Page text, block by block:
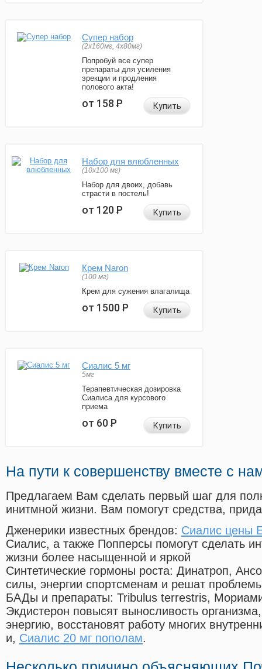
Супер набор
(2х160мг, 4х80мг)
Попробуй все супер
препараты для усиления
эрекции и продления
полового акта!
от 158Р Купить
Набор для влюбленных
(10х100 мг)
Набор для двоих, добавь
страсти в постель!
от 120Р Купить
Крем Naron
(100 мг)
Крем для сужения влагалища
от 1500Р Купить
Сиалис 5 мг
5мг
Терапевтическая дозировка
Сиалиса для курсового
приема
от 60Р Купить
На пути к совершенству вместе с
Предлагаем Вам сделать первый шаг для
инитмной жизни. Вам помогут средства,
Дженерики известных брендов: Сиалис цены
Сиалис, а также Попперсы помогут сделать
жизни более насыщенной и яркой
Синтетические гормоны роста: Динатроп,
силы, энергии спортсменам и решат
БАДы и препараты: Tribulus terrestris,
Экдистерон повысят выносливость
энергию, восстановят работу многих
и, Сиалис 20 мг пополам.